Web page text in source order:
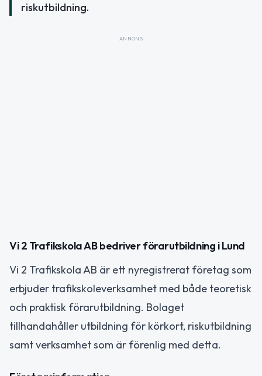
riskutbildning.
ANNONS
Vi 2 Trafikskola AB bedriver förarutbildning i Lund
Vi 2 Trafikskola AB är ett nyregistrerat företag som
erbjuder trafikskoleverksamhet med både teoretisk
och praktisk förarutbildning. Bolaget
tillhandahåller utbildning för körkort, riskutbildning
samt verksamhet som är förenlig med detta.